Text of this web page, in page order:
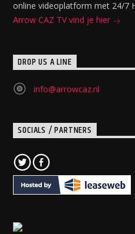
online videoplatform met 24/7
Arrow CAZ TV vind je hier
DROP US A LINE
info@arrowcaz.nl
SOCIALS / PARTNERS